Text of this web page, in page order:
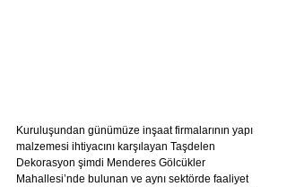
Kuruluşundan günümüze inşaat firmalarının yapı
malzemesi ihtiyacını karşılayan Taşdelen
Dekorasyon şimdi Menderes Gölcükler
Mahallesi’nde bulunan ve aynı sektörde faaliyet